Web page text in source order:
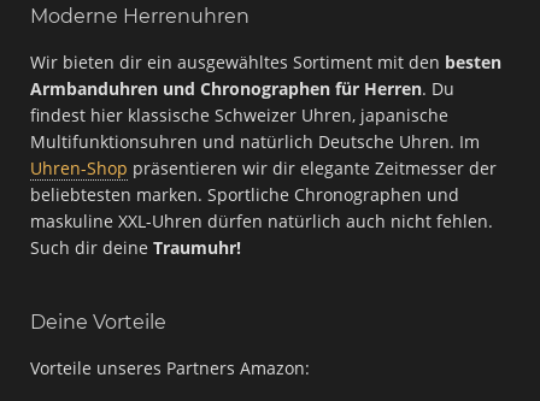
Moderne Herrenuhren
Wir bieten dir ein ausgewähltes Sortiment mit den besten
Armbanduhren und Chronographen für Herren. Du
findest hier klassische Schweizer Uhren, japanische
Multifunktionsuhren und natürlich Deutsche Uhren. Im
Uhren-Shop präsentieren wir dir elegante Zeitmesser der
beliebtesten marken. Sportliche Chronographen und
maskuline XXL-Uhren dürfen natürlich auch nicht fehlen.
Such dir deine Traumuhr!
Deine Vorteile
Vorteile unseres Partners Amazon: